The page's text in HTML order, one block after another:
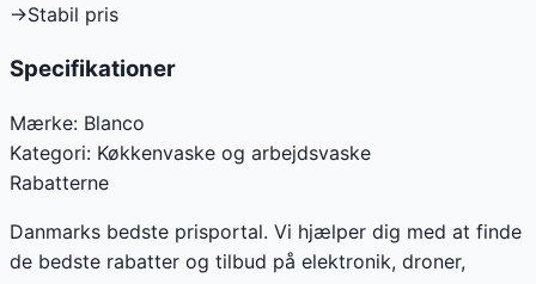
→Stabil pris
Specifikationer
Mærke: Blanco
Kategori: Køkkenvaske og arbejdsvaske
Rabatterne
Danmarks bedste prisportal. Vi hjælper dig med at finde
de bedste rabatter og tilbud på elektronik, droner,